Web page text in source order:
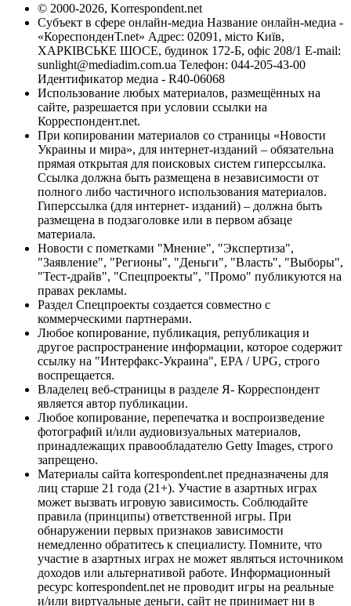
© 2000-2026, Korrespondent.net
Субъект в сфере онлайн-медиа Название онлайн-медиа -
«КореспонденТ.net» Адрес: 02091, місто Київ,
ХАРКІВСЬКЕ ШОСЕ, будинок 172-Б, офіс 208/1 E-mail:
sunlight@mediadim.com.ua Телефон: 044-205-43-00
Идентификатор медиа - R40-06068
Использование любых материалов, размещённых на
сайте, разрешается при условии ссылки на
Корреспондент.net.
При копировании материалов со страницы «Новости
Украины и мира», для интернет-изданий – обязательна
прямая открытая для поисковых систем гиперссылка.
Ссылка должна быть размещена в независимости от
полного либо частичного использования материалов.
Гиперссылка (для интернет- изданий) – должна быть
размещена в подзаголовке или в первом абзаце
материала.
Новости с пометками "Мнение", "Экспертиза",
"Заявление", "Регионы", "Деньги", "Власть", "Выборы",
"Тест-драйв", "Спецпроекты", "Промо" публикуются на
правах рекламы.
Раздел Спецпроекты создается совместно с
коммерческими партнерами.
Любое копирование, публикация, републикация и
другое распространение информации, которое содержит
ссылку на "Интерфакс-Украина", EPA / UPG, строго
воспрещается.
Владелец веб-страницы в разделе Я- Корреспондент
является автор публикации.
Любое копирование, перепечатка и воспроизведение
фотографий и/или аудиовизуальных материалов,
принадлежащих правообладателю Getty Images, строго
запрещено.
Материалы сайта korrespondent.net предназначены для
лиц старше 21 года (21+). Участие в азартных играх
может вызвать игровую зависимость. Соблюдайте
правила (принципы) ответственной игры. При
обнаружении первых признаков зависимости
немедленно обратитесь к специалисту. Помните, что
участие в азартных играх не может являться источником
доходов или альтернативой работе. Информационный
ресурс korrespondent.net не проводит игры на реальные
и/или виртуальные деньги, сайт не принимает ни в